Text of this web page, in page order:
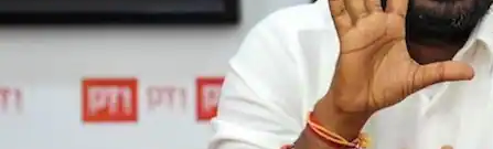
ஒருவர் இதுவரை
கைது
அவரிடம் விசாரணை நடத்திய
தகவல் வெளியானது. அவர் மீது FIR-உம்
இந்த விவகாரத்தில் கைதானவர்
எழுப்ப, அதே நேரத்தில்